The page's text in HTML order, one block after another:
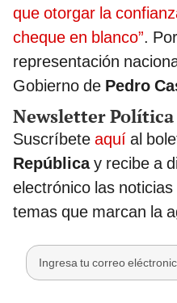
que otorgar la
cheque en blanco”.
representación
Gobierno de Pedro
Newsletter Política
Suscríbete aquí al
Repúblicay recibe a
electrónico las
temas que marcan la